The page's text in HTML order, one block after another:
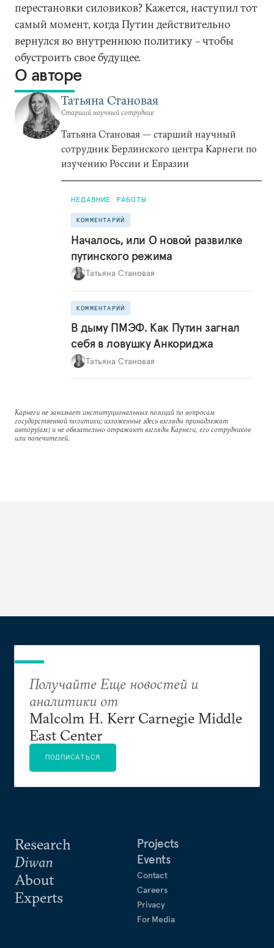
перестановки силовиков? Кажется, наступил тот
самый момент, когда Путин действительно
вернулся во внутреннюю политику – чтобы
обустроить свое будущее.
О авторе
Татьяна Становая
Старший научный сотрудник
Татьяна Становая — старший научный
сотрудник Берлинского центра Карнеги по
изучению России и Евразии
НЕДАВНИЕ РАБОТЫ
КОММЕНТАРИЙ
Началось, или О новой развилке
путинского режима
Татьяна Становая
КОММЕНТАРИЙ
В дыму ПМЭФ. Как Путин загнал
себя в ловушку Анкориджа
Татьяна Становая
Карнеги не занимает институциональных позиций по вопросам
государственной политики; изложенные здесь взгляды принадлежат
автору(ам) и не обязательно отражают взгляды Карнеги, его сотрудников
или попечителей.
Research
Diwan
About
Experts
Projects
Events
Contact
Careers
Privacy
For Media
Получайте Еще новостей и
аналитики от
Malcolm H. Kerr Carnegie Middle
East Center
ПОДПИСАТЬСЯ